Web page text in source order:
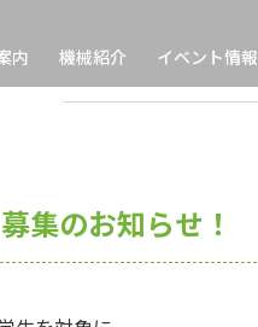
内 機械紹介 イベント情報
ト
のお知らせ！